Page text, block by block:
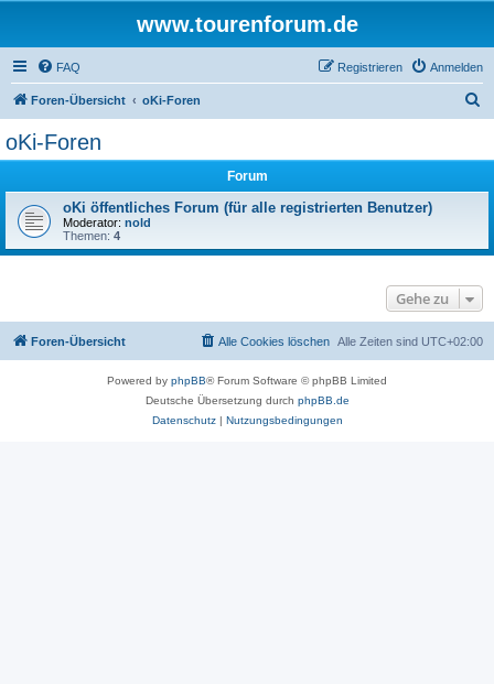
www.tourenforum.de
FAQ Anmelden
Registrieren
Foren-Übersicht oKi-Foren
oKi-Foren
Forum
oKi öffentliches Forum (für alle registrierten Benutzer)
Moderator: nold
Themen: 4
Gehe zu
Foren-Übersicht Alle Zeiten sind UTC+02:00
Alle Cookies löschen
Powered by phpBB® Forum Software © phpBB Limited
Deutsche Übersetzung durch phpBB.de
Datenschutz| Nutzungsbedingungen